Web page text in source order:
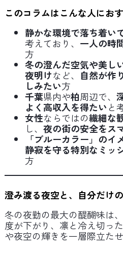
このコラムはこんな人にお
静かな環境で落ち着い
考えており、 一人の時
方
冬の澄んだ空気や美し
夜明けなど、
自然が作
しみたい方
千葉県内や柏周辺で、
よく高収入を得たいと
女性ならではの繊細な
し、 夜の街の安全をス
「ブルーカラー」のイ
静寂を守る特別なミッ
方
澄み渡る夜空と、自分だけ
冬の夜勤の最大の醍醐味は
度が下がり、凛と冷え切っ
や夜空の輝きを一層際立たせ